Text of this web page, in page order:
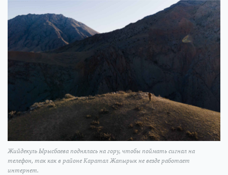
Жийдекуль Ырысбаева поднялась на гору, чтобы поймать сигнал на
телефон, так как в районе Каратал Жапырык не везде работает
интернет.